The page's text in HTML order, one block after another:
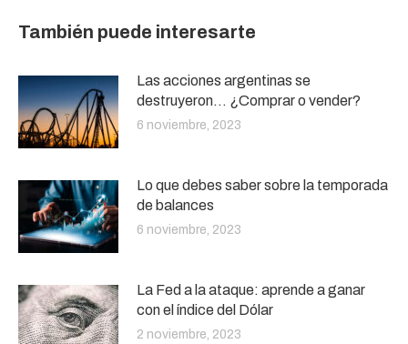
También puede interesarte
Las acciones argentinas se
destruyeron… ¿Comprar o vender?
6 noviembre, 2023
Lo que debes saber sobre la temporada
de balances
6 noviembre, 2023
La Fed a la ataque: aprende a ganar
con el índice del Dólar
2 noviembre, 2023